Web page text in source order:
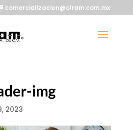
comercializacion@olram.com.mx
img
2023